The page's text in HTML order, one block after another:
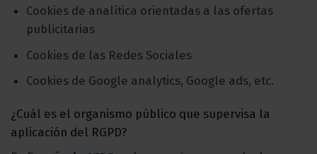
Cookies de analítica orientadas a las ofertas
publicitarias
Cookies de las Redes Sociales
Cookies de Google analytics, Google ads, etc.
¿Cuál es el organismo público que supervisa la
aplicación del RGPD?